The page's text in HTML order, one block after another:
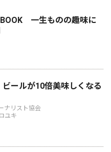
BOOK 一生ものの趣味に
ビールが10倍美味しくなる
ナリスト協会
ユキ